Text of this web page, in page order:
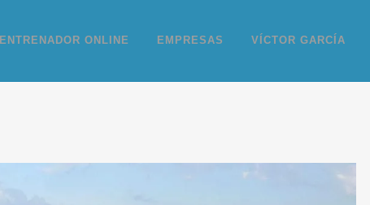
ENTRENADOR ONLINE EMPRESAS VÍCTOR GARCÍA